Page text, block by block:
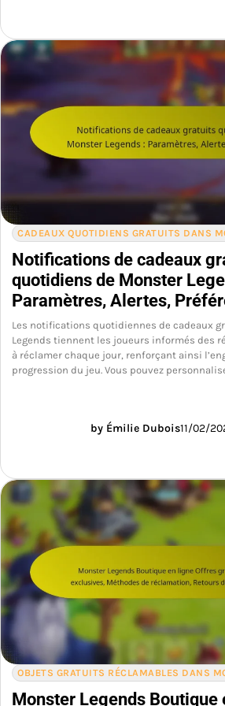
CADEAUX QUOTIDIENS GRATUITS DANS
Notifications de cadeaux
quotidiens de Monster
Paramètres, Alertes,
Les notifications quotidiennes de cadeaux
Legends tiennent les joueurs informés des
à réclamer chaque jour, renforçant ainsi
progression du jeu. Vous pouvez
by Émilie Dubois11/02/
OBJETS GRATUITS RÉCLAMABLES DANS
Monster Legends Boutique